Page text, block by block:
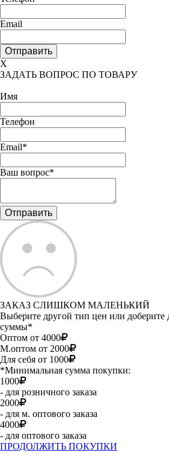
Email
X
ЗАДАТЬ ВОПРОС ПО ТОВАРУ
Имя
Телефон
Email*
Ваш вопрос*
ЗАКАЗ СЛИШКОМ МАЛЕНЬКИЙ
Выберите другой тип цен или
суммы*
Оптом от 4000
М.оптом от 2000
Для себя от 1000
*Минимальная сумма покупки:
1000
- для розничного заказа
2000
- для м. оптового заказа
4000
- для оптового заказа
ПРОДОЛЖИТЬ ПОКУПКИ